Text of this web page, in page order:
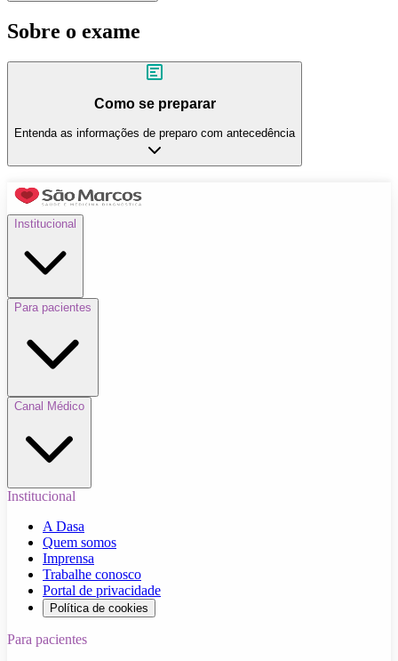
Sobre o exame
Como se preparar
Entenda as informações de preparo com antecedência
Institucional
Para pacientes
Canal Médico
Institucional
A Dasa
Quem somos
Imprensa
Trabalhe conosco
Portal de privacidade
Política de cookies
Para pacientes